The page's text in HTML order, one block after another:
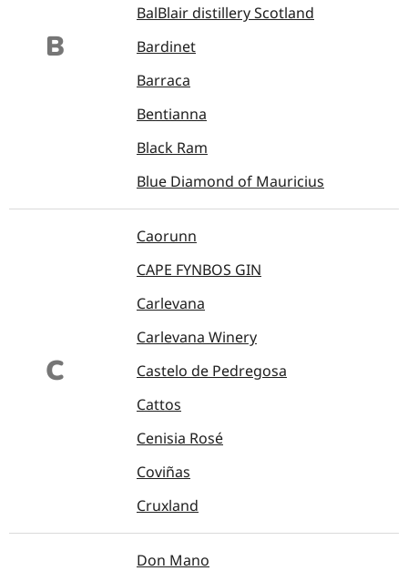
B
BalBlair distillery Scotland
Bardinet
Barraca
Bentianna
Black Ram
Blue Diamond of Mauricius
C
Caorunn
CAPE FYNBOS GIN
Carlevana
Carlevana Winery
Castelo de Pedregosa
Cattos
Cenisia Rosé
Coviñas
Cruxland
Don Mano